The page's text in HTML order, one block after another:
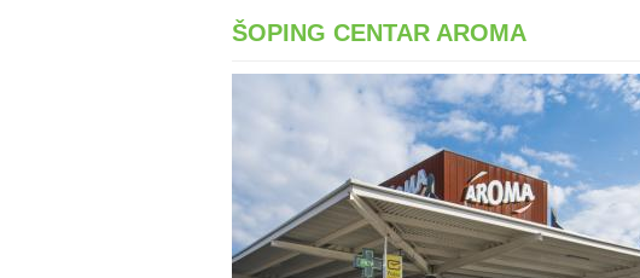
ŠOPING CENTAR AROMA